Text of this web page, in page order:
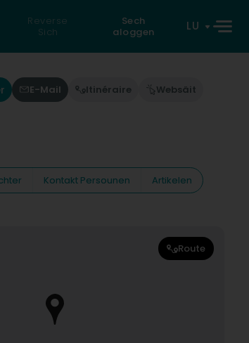
Reverse
Sich
Sech
aloggen
LU
E-Mail Itinéraire Websäit
Kontakt Persounen Artikelen
Route